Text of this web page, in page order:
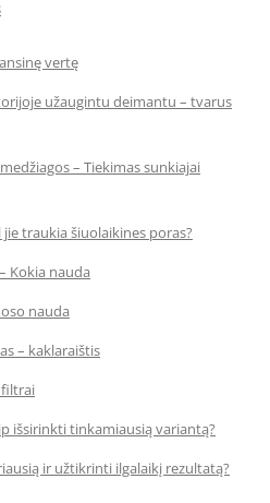
vertę
užaugintu deimantu – tvarus
– Tiekimas sunkiajai
traukia šiuolaikines poras?
Kokia nauda
nauda
– kaklaraištis
filtrai
išsirinkti tinkamiausią variantą?
ir užtikrinti ilgalaikį rezultatą?